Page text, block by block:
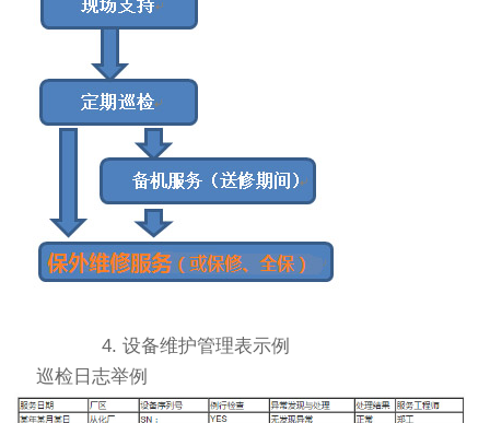
4. 设备维护管理表示例
巡检日志举例